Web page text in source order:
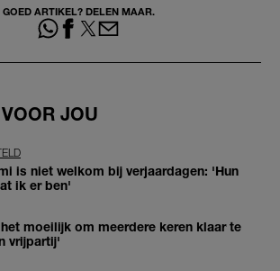
GOED ARTIKEL? DELEN MAAR.
JOU
is niet welkom bij verjaardagen: 'Hun
ik er ben'
moeilijk om meerdere keren klaar te
vrijpartij'